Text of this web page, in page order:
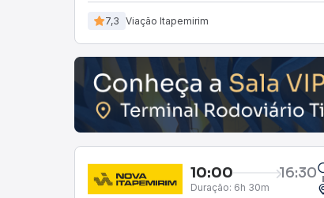
7,3 Viação Itapemirim
10:00 16:30
Duração: 6h 30m